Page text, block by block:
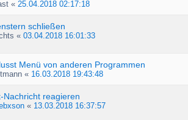
« 25.04.2018 02:17:18
schließen
« 03.04.2018 16:01:33
Menü von anderen Programmen
« 16.03.2018 19:43:48
Nachricht reagieren
« 13.03.2018 16:37:57